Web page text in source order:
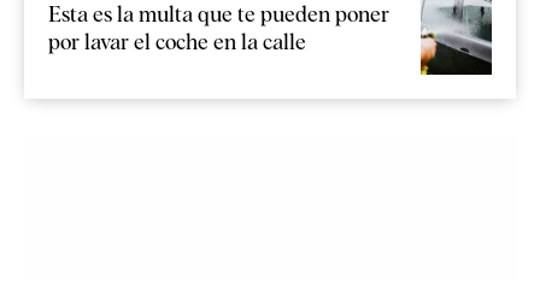
Esta es la multa que te pueden poner
por lavar el coche en la calle